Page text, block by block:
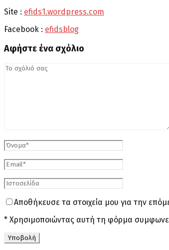
Site : efids1.wordpress.com
Facebook : efidsblog
Αφήστε ένα σχόλιο
Αποθήκευσε τα στοιχεία μου για την
* Χρησιμοποιώντας αυτή τη φόρμα